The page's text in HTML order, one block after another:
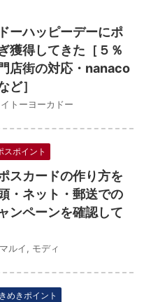
ーハッピーデーにポ
獲得してきた［５％
店街の対応・nanaco
ど］
イトーヨーカドー
スポイント
スカードの作り方を
・ネット・郵送での
ンペーンを確認して
マルイ, モディ
めきポイント